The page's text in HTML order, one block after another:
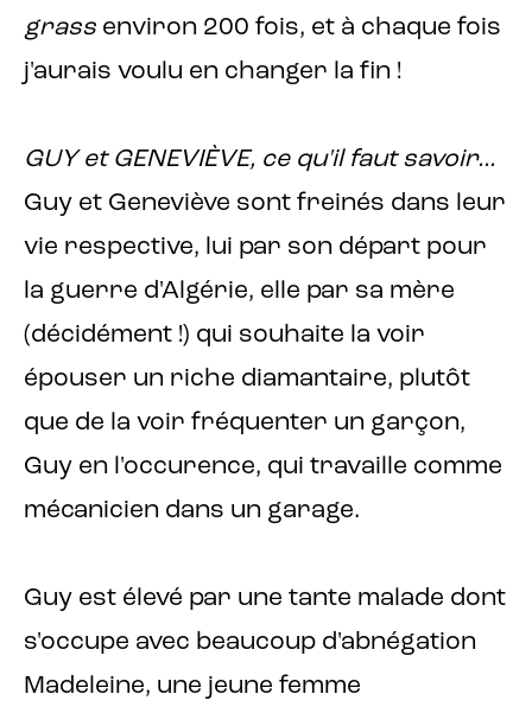
grass environ 200 fois, et à chaque fois
j'aurais voulu en changer la fin !
GUY et GENEVIÈVE, ce qu'il faut savoir...
Guy et Geneviève sont freinés dans leur
vie respective, lui par son départ pour
la guerre d'Algérie, elle par sa mère
(décidément !) qui souhaite la voir
épouser un riche diamantaire, plutôt
que de la voir fréquenter un garçon,
Guy en l'occurence, qui travaille comme
mécanicien dans un garage.
Guy est élevé par une tante malade dont
s'occupe avec beaucoup d'abnégation
Madeleine, une jeune femme